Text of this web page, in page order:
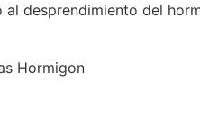
desprendimiento del